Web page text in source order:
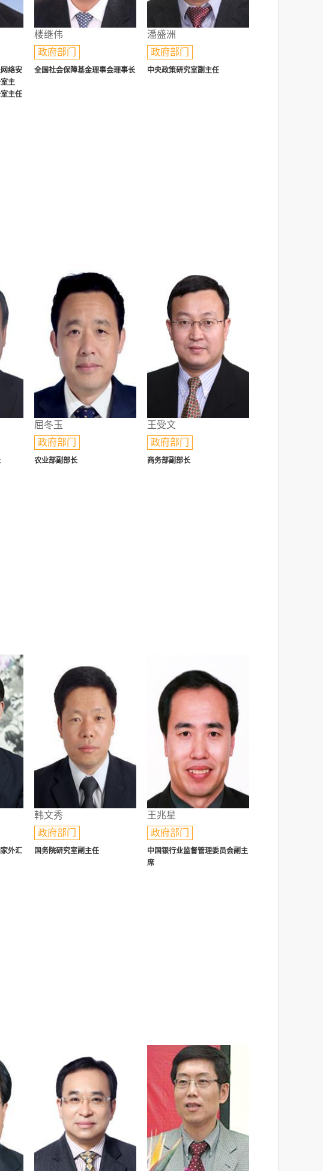
络安
主
主任
楼继伟
政府部门
全国社会保障基金理事会理事长
潘盛洲
政府部门
中央政策研究室副主任
屈冬玉
政府部门
农业部副部长
王受文
政府部门
商务部副部长
外汇
韩文秀
政府部门
国务院研究室副主任
王兆星
政府部门
中国银行业监督管理委员会副主
席